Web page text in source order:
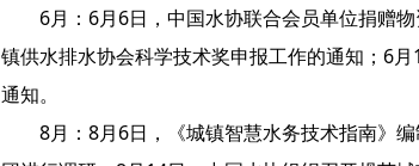
6月：6月6日，中国水协联合会员单位捐赠
镇供水排水协会科学技术奖申报工作的通知；6
通知。
8月：8月6日，《城镇智慧水务技术指南》